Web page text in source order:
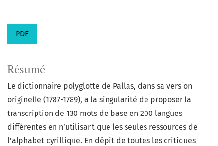
PDF
Résumé
Le dictionnaire polyglotte de Pallas, dans sa version
originelle (1787-1789), a la singularité de proposer la
transcription de 130 mots de base en 200 langues
différentes en n’utilisant que les seules ressources de
l’alphabet cyrillique. En dépit de toutes les critiques